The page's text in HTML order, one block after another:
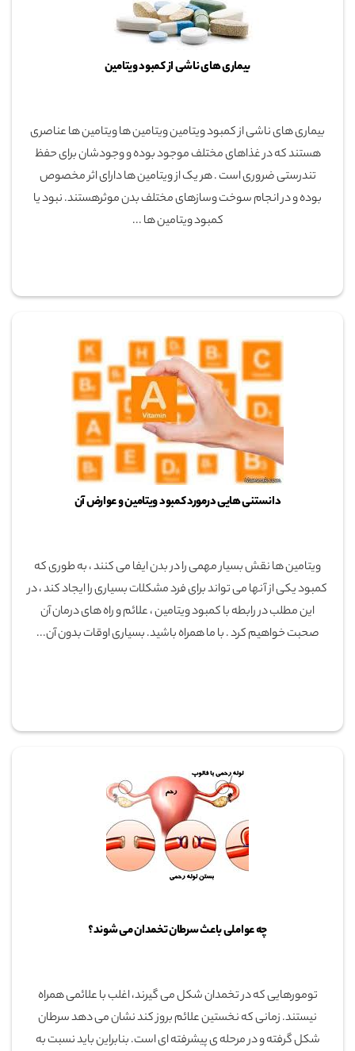
بیماری های ناشی از کمبود ویتامین
بیماری های ناشی از کمبود ویتامین ویتامین ها ویتامین ها عناصری
هستند که در غذاهای مختلف موجود بوده و وجودشان برای حفظ
تندرستی ضروری است . هر یک از ویتامین ها دارای اثر مخصوص
بوده و در انجام سوخت وسازهای مختلف بدن موثرهستند. نبود یا
کمبود ویتامین ها ...
دانستنی هایی درمورد کمبود ویتامین و عوارض آن
ویتامین ها نقش بسیار مهمی را در بدن ایفا می کنند ، به طوری که
کمبود یکی از آنها می تواند برای فرد مشکلات بسیاری را ایجاد کند ، در
این مطلب در رابطه با کمبود ویتامین ، علائم و راه های درمان آن
صحبت خواهیم کرد . با ما همراه باشید. بسیاری اوقات بدون آن...
چه عواملی باعث سرطان تخمدان می شوند؟
تومورهایی که در تخمدان شکل می گیرند، اغلب با علائمی همراه
نیستند. زمانی که نخستین علائم بروز کند نشان می دهد سرطان
شکل گرفته و در مرحله ی پیشرفته ای است. بنابراین باید نسبت به